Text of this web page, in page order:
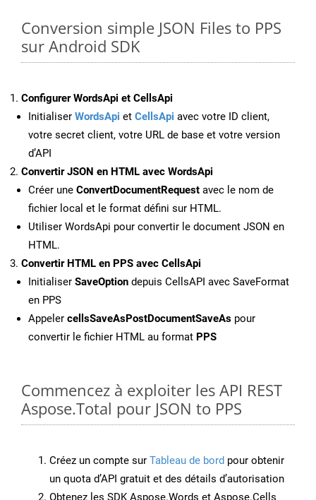
Conversion simple JSON Files to PPS
sur Android SDK
Configurer WordsApi et CellsApi
Initialiser WordsApi et CellsApi avec votre ID client,
votre secret client, votre URL de base et votre version
d’API
Convertir JSON en HTML avec WordsApi
Créer une ConvertDocumentRequest avec le nom de
fichier local et le format défini sur HTML.
Utiliser WordsApi pour convertir le document JSON en
HTML.
Convertir HTML en PPS avec CellsApi
Initialiser SaveOption depuis CellsAPI avec SaveFormat
en PPS
Appeler cellsSaveAsPostDocumentSaveAs pour
convertir le fichier HTML au format PPS
Commencez à exploiter les API REST
Aspose.Total pour JSON to PPS
Créez un compte sur Tableau de bord pour obtenir
un quota d’API gratuit et des détails d’autorisation
Obtenez les SDK Aspose.Words et Aspose.Cells